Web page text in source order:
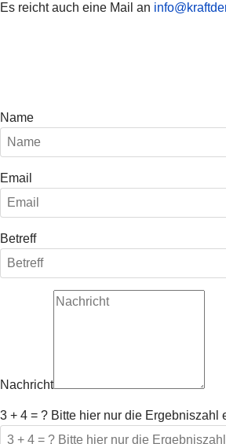
Es reicht auch eine Mail an
Name
Email
Betreff
Nachricht
3 + 4 = ? Bitte hier nur die Ergebniszahl